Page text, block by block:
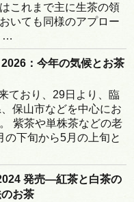
これまで主に生茶の領
いても同様のアプロー
…
：今年の気候とお茶
ており、29日より、臨
保山市などを中心にお
紫茶や単株茶などの老
の下旬から5月の上旬と
発売―紅茶と白茶の
お茶